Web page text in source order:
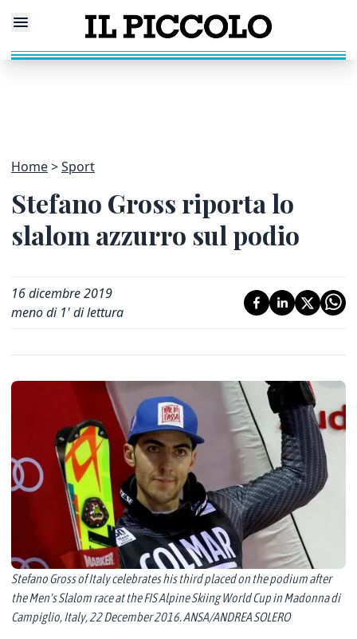
Home Sport
Stefano Gross riporta lo
slalom azzurro sul podio
16 dicembre 2019
meno di 1' di lettura
Stefano Gross of Italy celebrates his third placed on the podium after
the Men's Slalom race at the FIS Alpine Skiing World Cup in Madonna di
Campiglio, Italy, 22 December 2016. ANSA/ANDREA SOLERO